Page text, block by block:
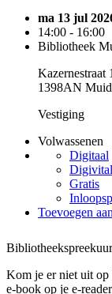
ma 13 jul
14:00 - 16:00
Bibliotheek
Kazernestraat
1398AN
Vestiging
Volwassenen
Digitaal
Gratis
Toevoegen
Kom je er niet uit op
e-book op je e-